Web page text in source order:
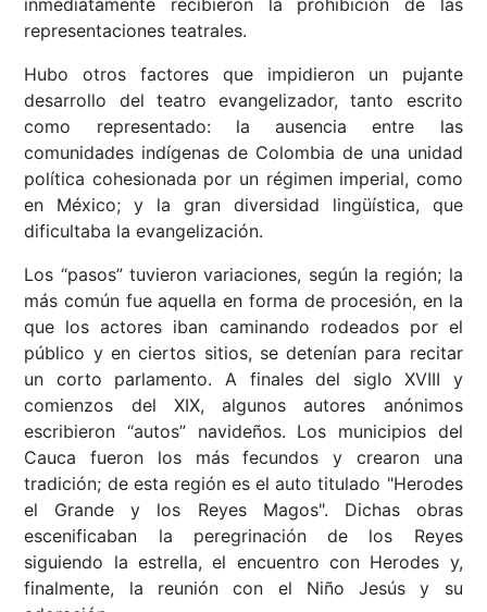
inmediatamente recibieron la prohibición de las
representaciones teatrales.
Hubo otros factores que impidieron un pujante
desarrollo del teatro evangelizador, tanto escrito
como representado: la ausencia entre las
comunidades indígenas de Colombia de una unidad
política cohesionada por un régimen imperial, como
en México; y la gran diversidad lingüística, que
dificultaba la evangelización.
Los “pasos” tuvieron variaciones, según la región; la
más común fue aquella en forma de procesión, en la
que los actores iban caminando rodeados por el
público y en ciertos sitios, se detenían para recitar
un corto parlamento. A finales del siglo XVIII y
comienzos del XIX, algunos autores anónimos
escribieron “autos” navideños. Los municipios del
Cauca fueron los más fecundos y crearon una
tradición; de esta región es el auto titulado "Herodes
el Grande y los Reyes Magos". Dichas obras
escenificaban la peregrinación de los Reyes
siguiendo la estrella, el encuentro con Herodes y,
finalmente, la reunión con el Niño Jesús y su